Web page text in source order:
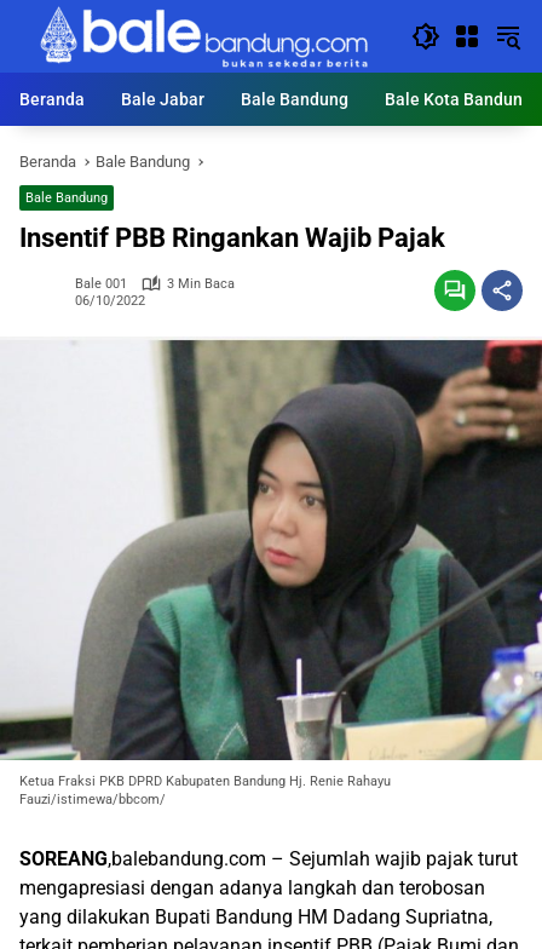
Langsung
konten
Beranda
Bale Jabar Bale Bandung Bale Kota Bandung
Beranda Bale Bandung
Bale Bandung
Insentif PBB Ringankan Wajib Pajak
Bale 001
3 Min Baca
06/10/2022
Ketua Fraksi PKB DPRD Kabupaten Bandung Hj. Renie Rahayu
Fauzi/istimewa/bbcom/
SOREANG,balebandung.com – Sejumlah wajib pajak turut
mengapresiasi dengan adanya langkah dan terobosan
yang dilakukan Bupati Bandung HM Dadang Supriatna,